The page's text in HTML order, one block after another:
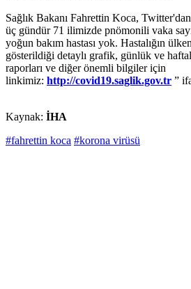
Sağlık Bakanı Fahrettin Koca, Twitter'dan
üç gündür 71 ilimizde pnömonili vaka
yoğun bakım hastası yok. Hastalığın
gösterildiği detaylı grafik, günlük ve
raporları ve diğer önemli bilgiler için
linkimiz: http://covid19.saglik.gov.tr ”
Kaynak: İHA
#fahrettin koca #korona virüsü